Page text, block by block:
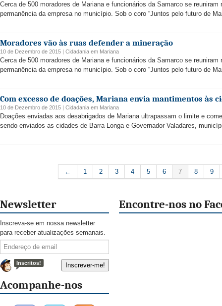
Cerca de 500 moradores de Mariana e funcionários da Samarco se
permanência da empresa no município. Sob o coro “Juntos pelo futuro de
Moradores vão às ruas defender a mineração
10 de Dezembro de 2015 | Cidadania em Mariana
Cerca de 500 moradores de Mariana e funcionários da Samarco se
permanência da empresa no município. Sob o coro “Juntos pelo futuro de
Com excesso de doações, Mariana envia mantimentos às
10 de Dezembro de 2015 | Cidadania em Mariana
Doações enviadas aos desabrigados de Mariana ultrapassam o limite e
sendo enviados as cidades de Barra Longa e Governador Valadares,
← 1 2 3 4 5 6 7 8 9
Newsletter
Inscreva-se em nossa newsletter
para receber atualizações semanais.
Inscritos!
Acompanhe-nos
Encontre-nos no